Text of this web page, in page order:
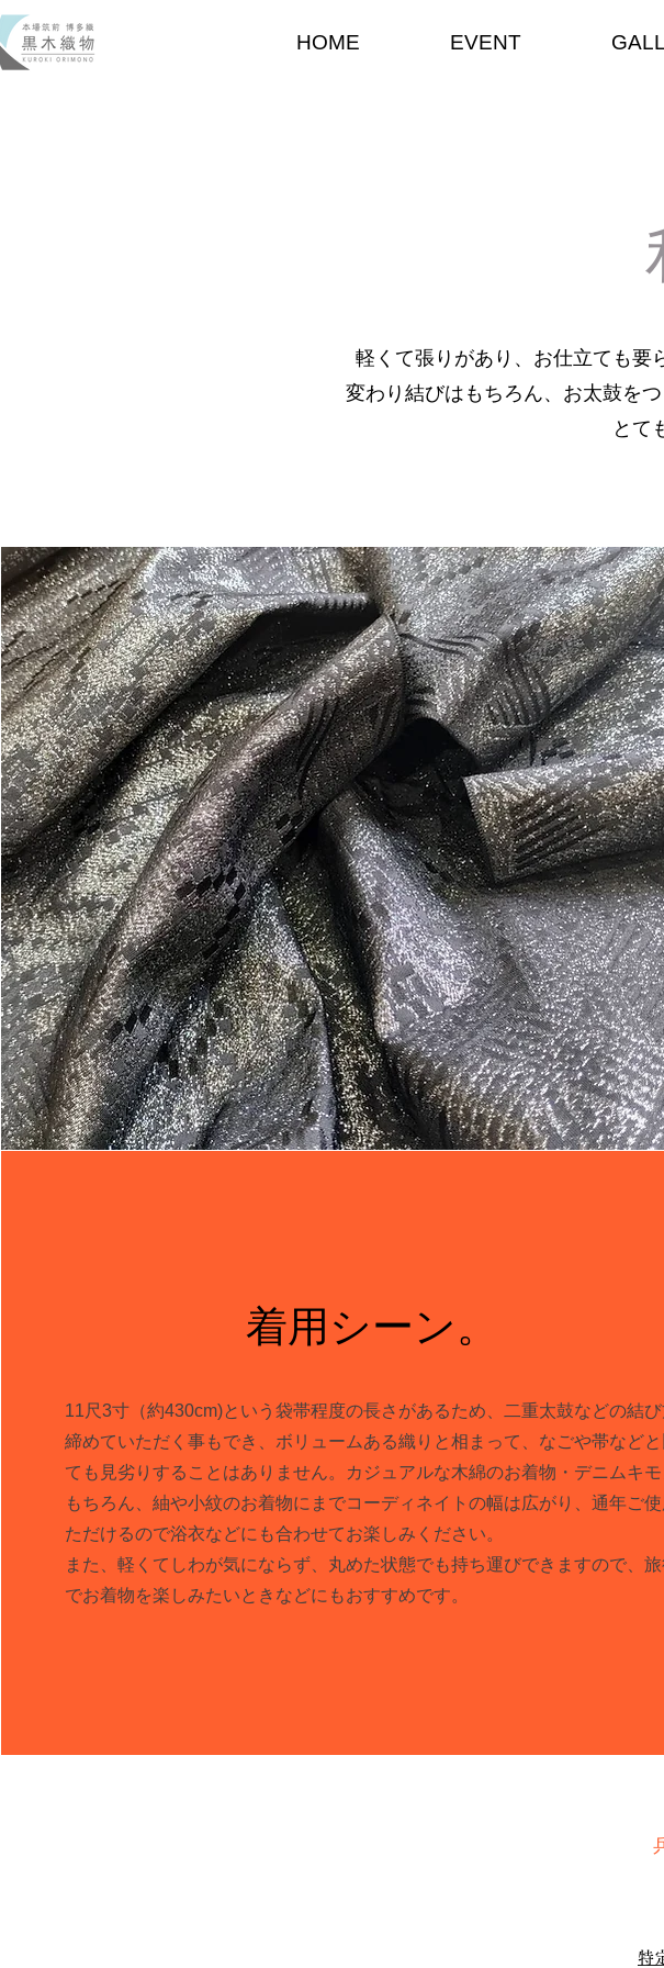
HOME EVENT
軽くて張りがあり、お仕立ても要
変わり結びはもちろん、お太鼓を
とて
着用シーン。
11尺3寸（約430cm)という袋帯程度の長さがあるため、二重太鼓などの結
締めていただく事もでき、ボリュームある織りと相まって、なごや帯など
ても見劣りすることはありません。カジュアルな木綿のお着物・デニムキ
もちろん、紬や小紋のお着物にまでコーディネイトの幅は広がり、通年ご
ただけるので浴衣などにも合わせてお楽しみください。
また、軽くてしわが気にならず、丸めた状態でも持ち運びできますので、
でお着物を楽しみたいときなどにもおすすめです。
特